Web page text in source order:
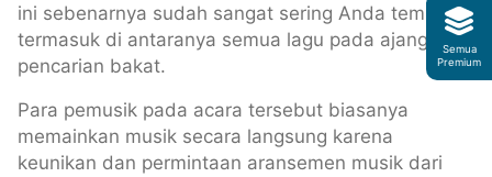
ini sebenarnya sudah sangat sering Anda temui,
termasuk di antaranya semua lagu pada ajang
pencarian bakat.
Para pemusik pada acara tersebut biasanya
memainkan musik secara langsung karena
keunikan dan permintaan aransemen musik dari
Semua
Premium